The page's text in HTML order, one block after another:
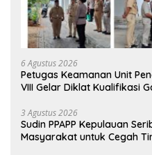
6 Agustus 2026
Petugas Keamanan Unit
VIII Gelar Diklat Kualifikasi
Polda Metro Jaya*
3 Agustus 2026
Sudin PPAPP Kepulauan
Masyarakat untuk Cegah